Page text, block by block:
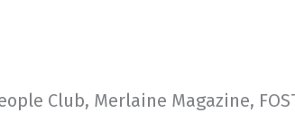
Club, Merlaine Magazine,